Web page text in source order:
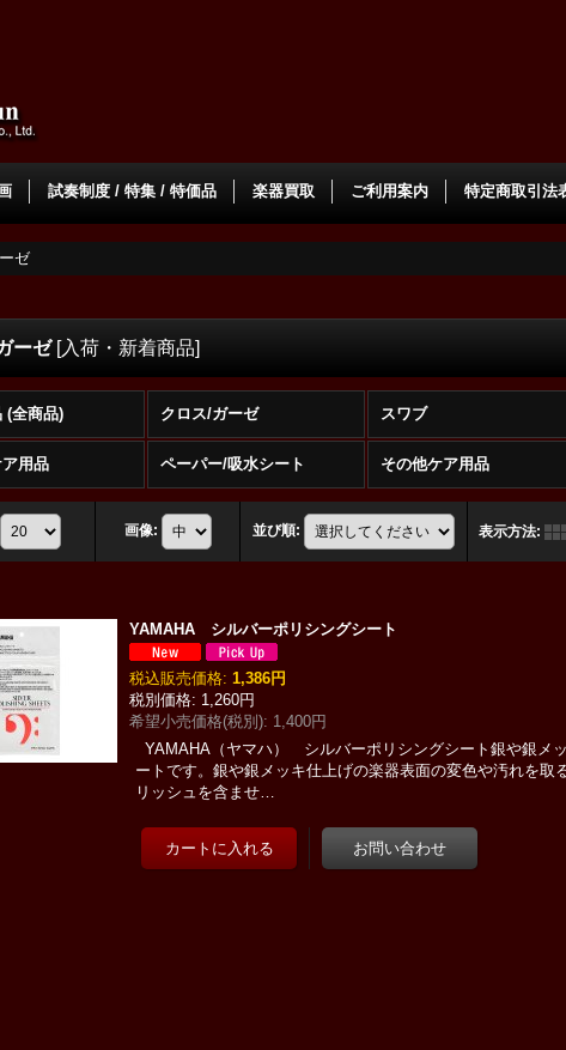
試奏制度 / 特集 / 特価品 楽器買取 ご利用案内 特定商取引法
ゼ
ーゼ [入荷・新着商品]
(全商品) クロス/ガーゼ スワブ
用品 ペーパー/吸水シート その他ケア用品
画像: 並び順: 表示方法:
YAMAHA シルバーポリシングシート
1,260円
税込 : 1,386円
希望小売価格(税別): 1,400円
YAMAHA（ヤマハ） シルバーポリシングシート銀や銀メ
ートです。銀や銀メッキ仕上げの楽器表面の変色や汚れを取
リッシュを含ませ…